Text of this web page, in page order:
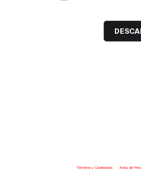
Términos y Condiciones| Aviso de